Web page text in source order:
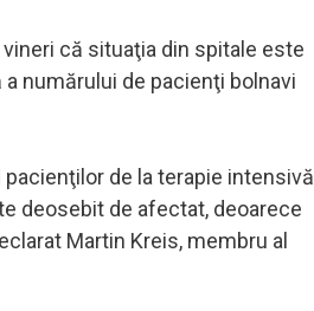
că situaţia din spitale este
numărului de pacienţi bolnavi
de la terapie intensivă
deosebit de afectat, deoarece
Martin Kreis, membru al